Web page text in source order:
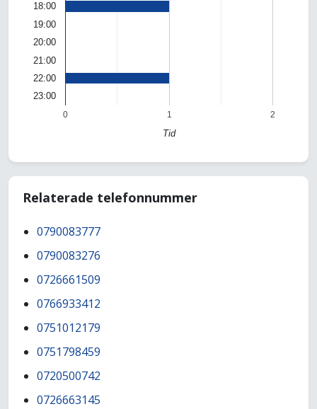
0 1 2
18:00
19:00
20:00
21:00
22:00
23:00
Tid
Relaterade telefonnummer
0790083777
0790083276
0726661509
0766933412
0751012179
0751798459
0720500742
0726663145